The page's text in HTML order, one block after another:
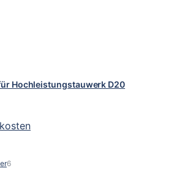
Hochleistungstauwerk D20
66